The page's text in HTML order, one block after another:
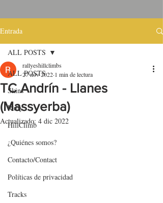
Entrada
ALL POSTS
Skins
Rally
HillClimb
¿Quiénes somos?
Contacto/Contact
Políticas de privacidad
Tracks
ALL POSTS
TC Andrín - Llanes
(Massyerba)
rallyeshillclimbs
27 nov 2022 1 min de lectura
Actualizado: 4 dic 2022